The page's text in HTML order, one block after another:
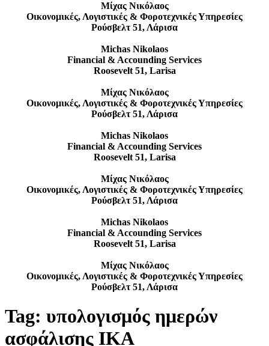
Μίχας Νικόλαος
Οικονομικές, Λογιστικές & Φοροτεχνικές Υπηρεσίες
Ρούσβελτ 51, Λάρισα
Michas Nikolaos
Financial & Accounding Services
Roosevelt 51, Larisa
Μίχας Νικόλαος
Οικονομικές, Λογιστικές & Φοροτεχνικές Υπηρεσίες
Ρούσβελτ 51, Λάρισα
Michas Nikolaos
Financial & Accounding Services
Roosevelt 51, Larisa
Μίχας Νικόλαος
Οικονομικές, Λογιστικές & Φοροτεχνικές Υπηρεσίες
Ρούσβελτ 51, Λάρισα
Michas Nikolaos
Financial & Accounding Services
Roosevelt 51, Larisa
Μίχας Νικόλαος
Οικονομικές, Λογιστικές & Φοροτεχνικές Υπηρεσίες
Ρούσβελτ 51, Λάρισα
Tag: υπολογισμός ημερών
ασφάλισης ΙΚΑ